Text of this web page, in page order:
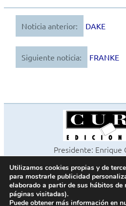
Navegación
de
entradas
Noticia anterior: DAKE
Siguiente noticia: FRANKE
Presidente: Enrique
©2026 Revista
Todos los derechos
Paseo de Gracia, 63. 1º 2ª. 08008
Utilizamos cookies propias y de
para mostrarle publicidad
elaborado a partir de sus hábitos de
páginas visitadas).
Puede obtener más información en